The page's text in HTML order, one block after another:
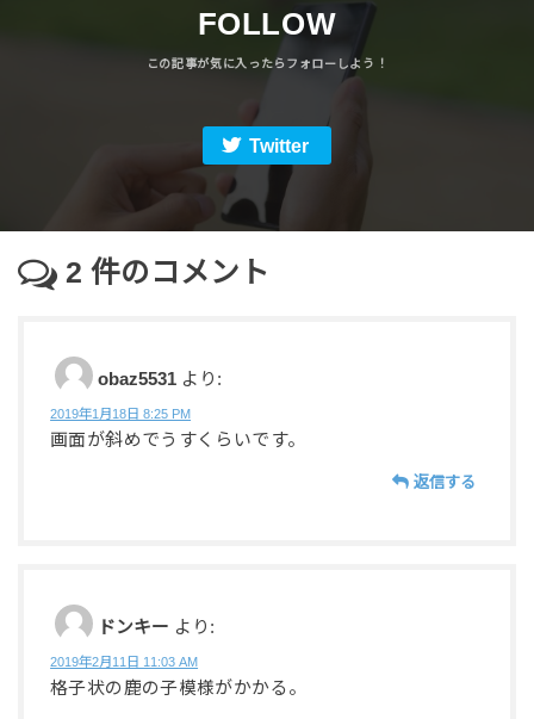
FOLLOW
Twitter
2 件のコメント
obaz5531 より:
2019年1月18日 8:25 PM
画面が斜めでうすくらいです。
返信する
ドンキー より:
2019年2月11日 11:03 AM
格子状の鹿の子模様がかかる。